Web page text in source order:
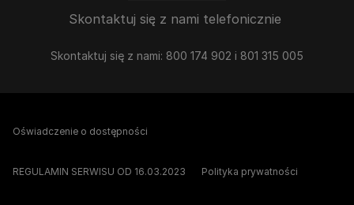
Skontaktuj się z nami telefonicznie
Skontaktuj się z nami: 800 174 902 i 801 315 005
Oświadczenie o dostępności
REGULAMIN SERWISU OD 16.03.2023 Polityka prywatności